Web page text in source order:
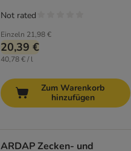
Einzeln 21,98 €
20,39 €
40,78 € / l
Not rated
Zum Warenkorb
hinzufügen
ARDAP Zecken- und